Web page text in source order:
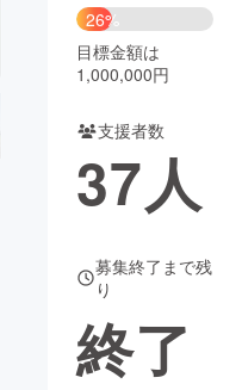
CAMPFIRE Creation
ya コミュニティ
26%
目標金額は
1,000,000円
支援者数
37人
募集終了まで残
り
終了